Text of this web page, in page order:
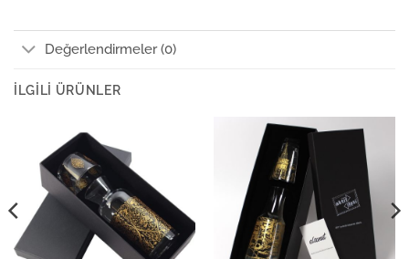
Değerlendirmeler (0)
İLGILI ÜRÜNLER